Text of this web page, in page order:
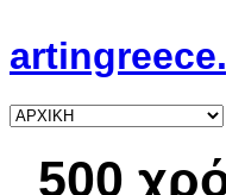
500